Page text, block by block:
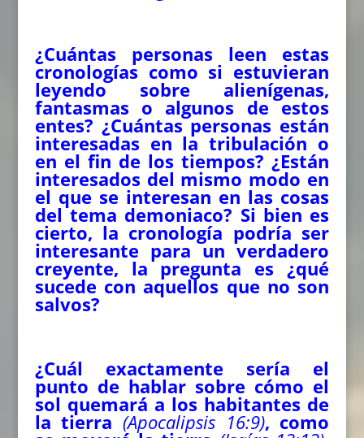
¿Cuántas personas leen estas
cronologías como si estuvieran
leyendo sobre alienígenas,
fantasmas o algunos de estos
entes? ¿Cuántas personas están
interesadas en la tribulación o
en el fin de los tiempos? ¿Están
interesados del mismo modo en
el que se interesan en las cosas
del tema demoniaco? Si bien es
cierto, la cronología podría ser
interesante para un verdadero
creyente, la pregunta es ¿qué
sucede con aquellos que no son
salvos?
¿Cuál exactamente sería el
punto de hablar sobre cómo el
sol quemará a los habitantes de
la tierra (Apocalipsis 16:9), como